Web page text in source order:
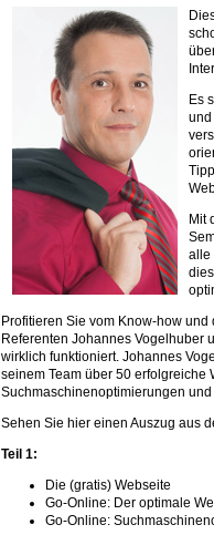
Es
und
Mit
alle
Profitieren Sie vom Know-how
Referenten Johannes Vogelhuber
wirklich funktioniert. Johannes
seinem Team über 50 erfolgreiche
Suchmaschinenoptimierungen
Sehen Sie hier einen Auszug aus
Teil 1:
Die (gratis) Webseite
Go-Online: Der optimale
Go-Online: